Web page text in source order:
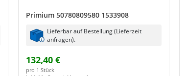
Primium 50780809580 1533908
Lieferbar auf Bestellung (Lieferzeit
anfragen).
132,40 €
pro 1 Stück